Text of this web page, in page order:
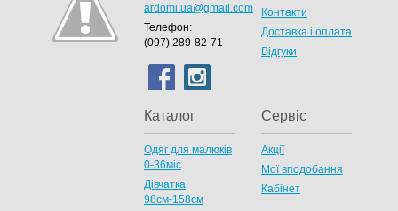
ardomi.ua@gmail.com
Телефон:
(097) 289-82-71
Контакти
Доставка і оплата
Відгуки
Каталог
Одяг для малюків
0-36міс
Дівчатка
98cм-158см
Сервіс
Акції
Мої вподобання
Кабінет